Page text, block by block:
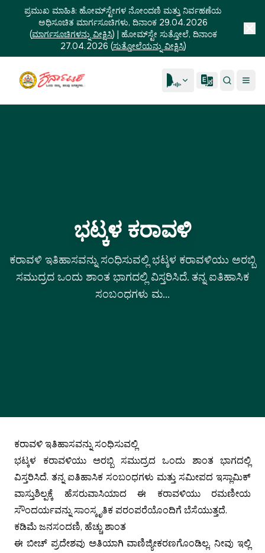
ಪ್ರಮುಖ ಮಾಹಿತಿ: ಹೋಮ್‌ಸ್ಟೇಗಳ ನೋಂದಣಿ ಮತ್ತು ನಿರ್ವಹಣೆಯ
ಅಧಿಸೂಚಿತ ಮಾರ್ಗಸೂಚಿಗಳು, ದಿನಾಂಕ 29.04.2026
(ಮಾರ್ಗಸೂಚಿಗಳನ್ನು ವೀಕ್ಷಿಸಿ) | ಹೋಮ್‌ಸ್ಟೇ ಸುತ್ತೋಲೆ, ದಿನಾಂಕ
27.04.2026 (ಸುತ್ತೋಲೆಯನ್ನು ವೀಕ್ಷಿಸಿ)
ಭಟ್ಕಳ ಕರಾವಳಿ
ಕರಾವಳಿ ಇತಿಹಾಸವನ್ನು ಸಂಧಿಸುವಲ್ಲಿ ಭಟ್ಕಳ ಕರಾವಳಿಯು ಅರಬ್ಬಿ
ಸಮುದ್ರದ ಒಂದು ಶಾಂತ ಭಾಗದಲ್ಲಿ ವಿಸ್ತರಿಸಿದೆ. ತನ್ನ ಐತಿಹಾಸಿಕ
ಸಂಬಂಧಗಳು ಮ...
ಕರಾವಳಿ ಇತಿಹಾಸವನ್ನು ಸಂಧಿಸುವಲ್ಲಿ
ಭಟ್ಕಳ ಕರಾವಳಿಯು ಅರಬ್ಬಿ ಸಮುದ್ರದ ಒಂದು ಶಾಂತ ಭಾಗದಲ್ಲಿ
ವಿಸ್ತರಿಸಿದೆ. ತನ್ನ ಐತಿಹಾಸಿಕ ಸಂಬಂಧಗಳು ಮತ್ತು ಸಮೀಪದ ಇಸ್ಲಾಮಿಕ್
ವಾಸ್ತುಶಿಲ್ಪಕ್ಕೆ ಹೆಸರುವಾಸಿಯಾದ ಈ ಕರಾವಳಿಯು ರಮಣೀಯ
ಸೌಂದರ್ಯವನ್ನು ಸಾಂಸ್ಕೃತಿಕ ಪರಂಪರೆಯೊಂದಿಗೆ ಬೆಸೆಯುತ್ತದೆ.
ಕಡಿಮೆ ಜನಸಂದಣಿ, ಹೆಚ್ಚು ಶಾಂತ
ಈ ಬೀಚ್ ಪ್ರದೇಶವು ಅತಿಯಾಗಿ ವಾಣಿಜ್ಯೀಕರಣಗೊಂಡಿಲ್ಲ. ನೀವು ಇಲ್ಲಿ